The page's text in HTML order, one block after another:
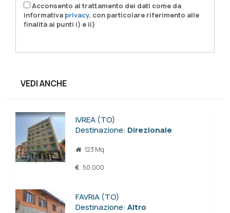
Acconsento al trattamento dei dati come da
informativa privacy, con particolare riferimento alle
finalità ai punti i) e ii)
VEDI ANCHE
IVREA (TO)
Destinazione: Direzionale
123 Mq
50.000
FAVRIA (TO)
Destinazione:Altro